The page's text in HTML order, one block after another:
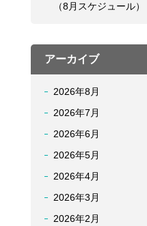
（8月スケジュール）
アーカイブ
2026年8月
2026年7月
2026年6月
2026年5月
2026年4月
2026年3月
2026年2月